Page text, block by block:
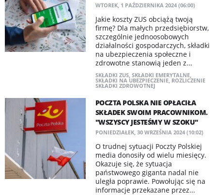
WTOREK, 1 PAŹDZIERNIKA 2024 (06:00)
Jakie koszty ZUS obciążą twoją
firmę? Dla małych przedsiębiorstw,
szczególnie jednoosobowych
działalności gospodarczych, składki
na ubezpieczenia społeczne i
zdrowotne stanowią jeden z...
SKŁADKI ZUS, SKŁADKI EMERYTALNE,
SKŁADKI NA UBEZPIECZENIE, ROZLICZENIE
SKŁADKI ZDROWOTNEJ
POCZTA POLSKA NIE OPŁACIŁA
SKŁADEK SWOIM PRACOWNIKOM.
"WSZYSCY JESTEŚMY W SZOKU"
PONIEDZIAŁEK, 30 WRZEŚNIA 2024 (10:02)
O trudnej sytuacji Poczty Polskiej
media donosiły od wielu miesięcy.
Okazuje się, że sytuacja
państwowego giganta nadal nie
uległa poprawie. Powołując się na
informacje przekazane przez...